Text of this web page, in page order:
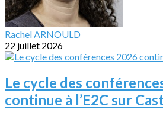
Rachel ARNOULD
22 juillet 2026
Le cycle des
continue à l’E2C sur